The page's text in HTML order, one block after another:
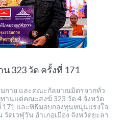
323 วัด ครั้งที่ 171
กาย และคณะกัลยาณมิตรจากทั่ว
านแด่คณะสงฆ์ 323 วัด 4 จังหวัด
และพิธีมอบกองทุนหนุนแรงใจ
ดเวฬุวัน อำเภอเมือง จังหวัดยะลา